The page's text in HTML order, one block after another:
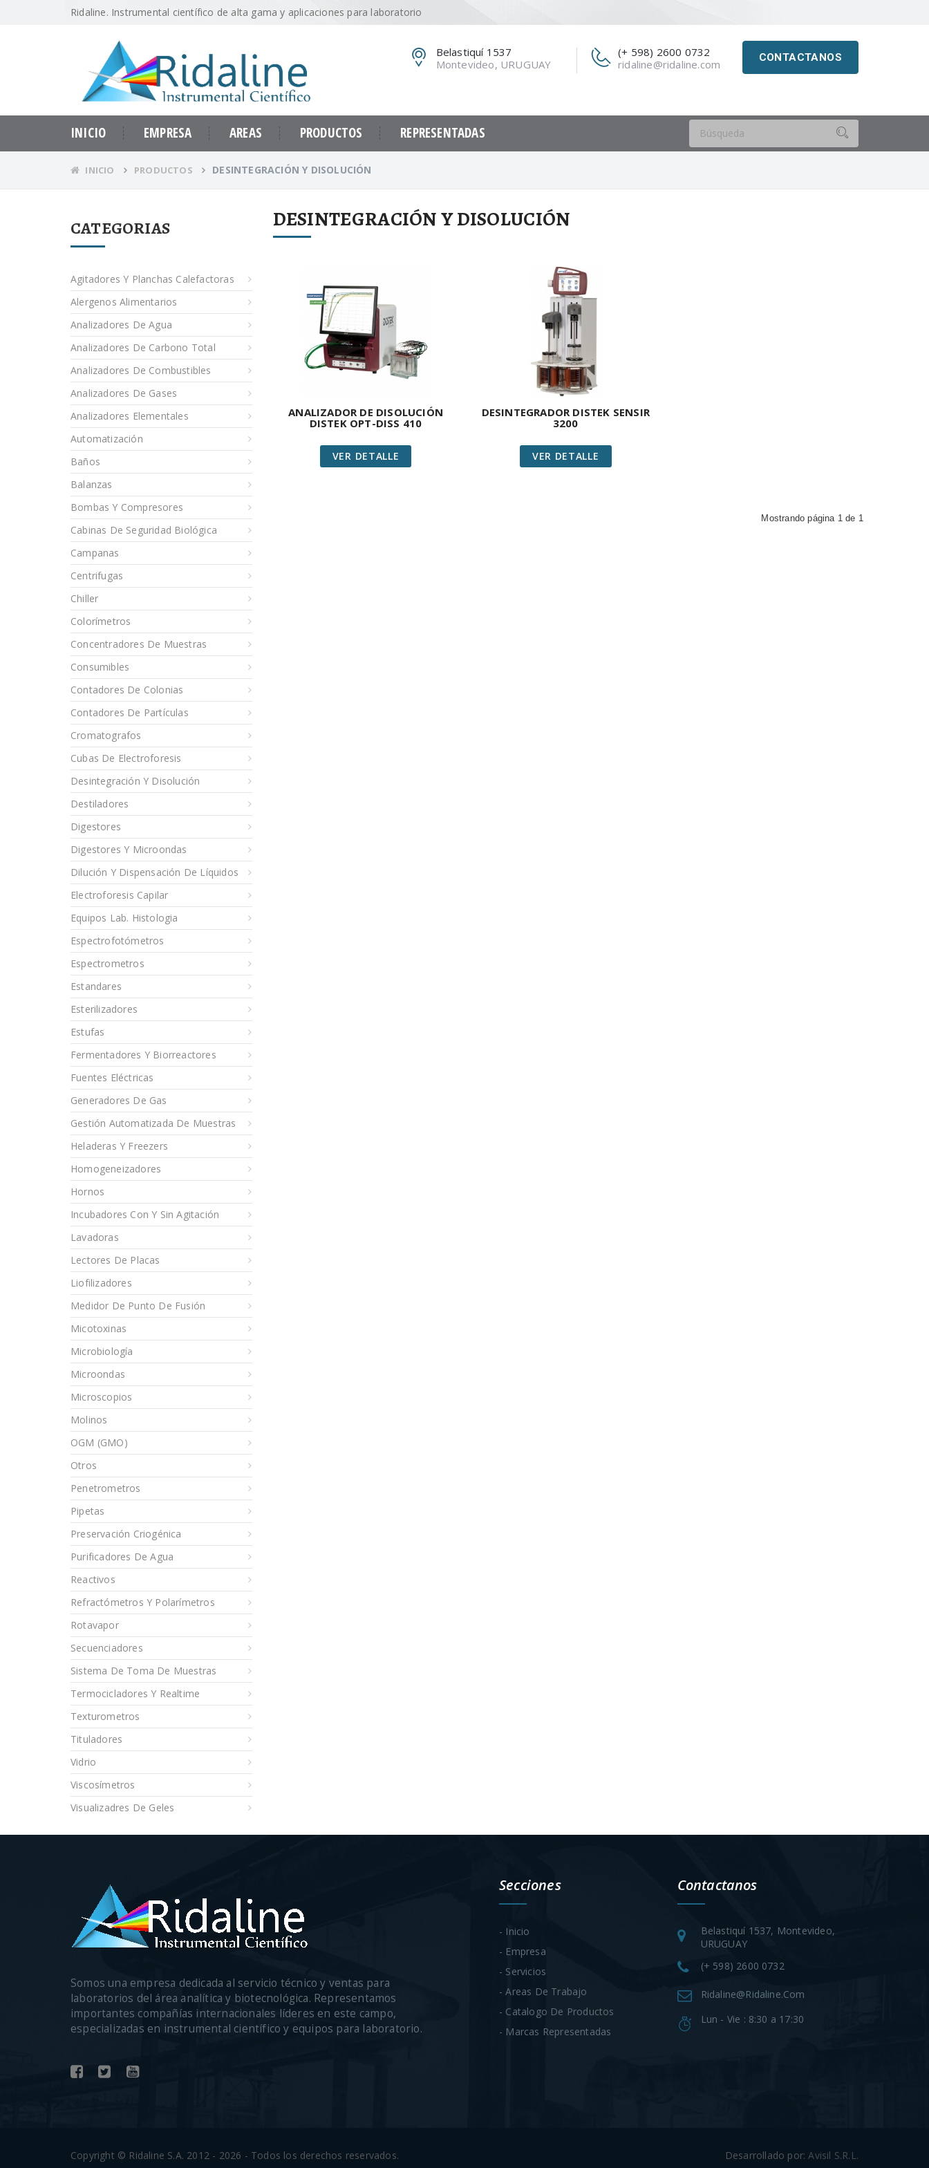
Ridaline. Instrumental científico de alta gama y aplicaciones para laboratorio
CONTACTANOS
(+ 598) 2600 0732
ridaline@ridaline.com
Belastiquí 1537
Montevideo, URUGUAY
INICIO EMPRESA AREAS PRODUCTOS REPRESENTADAS
INICIO PRODUCTOS DESINTEGRACIÓN Y DISOLUCIÓN
CATEGORIAS
Agitadores Y Planchas Calefactoras
Alergenos Alimentarios
Analizadores De Agua
Analizadores De Carbono Total
Analizadores De Combustibles
Analizadores De Gases
Analizadores Elementales
Automatización
Baños
Balanzas
Bombas Y Compresores
Cabinas De Seguridad Biológica
Campanas
Centrifugas
Chiller
Colorímetros
Concentradores De Muestras
Consumibles
Contadores De Colonias
Contadores De Partículas
Cromatografos
Cubas De Electroforesis
Desintegración Y Disolución
Destiladores
Digestores
Digestores Y Microondas
Dilución Y Dispensación De Líquidos
Electroforesis Capilar
Equipos Lab. Histologia
Espectrofotómetros
Espectrometros
Estandares
Esterilizadores
Estufas
Fermentadores Y Biorreactores
Fuentes Eléctricas
Generadores De Gas
Gestión Automatizada De Muestras
Heladeras Y Freezers
Homogeneizadores
Hornos
Incubadores Con Y Sin Agitación
Lavadoras
Lectores De Placas
Liofilizadores
Medidor De Punto De Fusión
Micotoxinas
Microbiología
Microondas
Microscopios
Molinos
OGM (GMO)
Otros
Penetrometros
Pipetas
Preservación Criogénica
Purificadores De Agua
Reactivos
Refractómetros Y Polarímetros
Rotavapor
Secuenciadores
Sistema De Toma De Muestras
Termocicladores Y Realtime
Texturometros
Tituladores
Vidrio
Viscosímetros
Visualizadres De Geles
DESINTEGRACIÓN Y DISOLUCIÓN
ANALIZADOR DE DISOLUCIÓN
DISTEK OPT-DISS 410
VER DETALLE
DESINTEGRADOR DISTEK SENSIR
3200
VER DETALLE
Mostrando página 1 de 1
Somos una empresa dedicada al servicio técnico y ventas para
laboratorios del área analítica y biotecnológica. Representamos
importantes compañías internacionales líderes en este campo,
especializadas en instrumental científico y equipos para laboratorio.
Secciones
- Inicio
- Empresa
- Servicios
- Areas De Trabajo
- Catalogo De Productos
- Marcas Representadas
Contactanos
Belastiquí 1537, Montevideo,
URUGUAY
(+ 598) 2600 0732
Ridaline@ridaline.com
Lun - Vie : 8:30 a 17:30
Copyright © Ridaline S.A. 2012 - 2026 - Todos los derechos reservados. Desarrollado por:Avisil S.R.L.